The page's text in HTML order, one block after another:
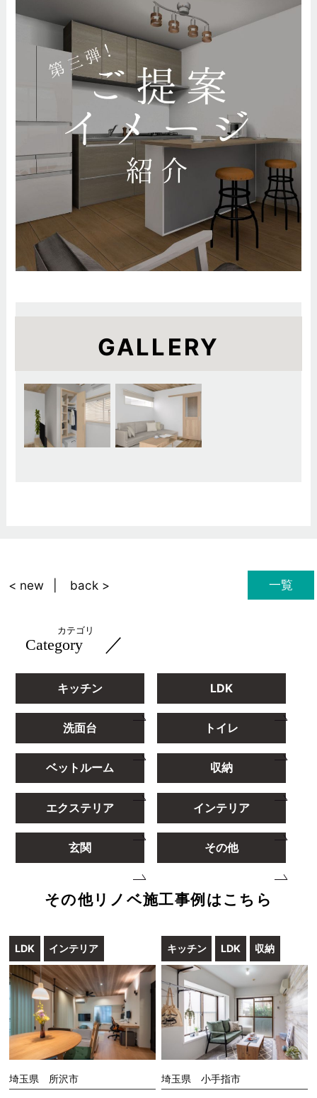
GALLERY
一覧
< new back >
カテゴリ
Category ／
キッチン LDK
洗面台 トイレ
ベットルーム 収納
エクステリア インテリア
玄関 その他
その他リノベ施工事例はこちら
LDK インテリア
埼玉県 所沢市
キッチン LDK 収納
埼玉県 小手指市